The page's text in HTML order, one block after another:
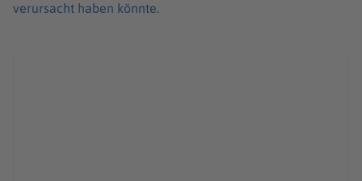
verursacht haben könnte.